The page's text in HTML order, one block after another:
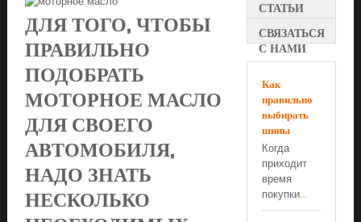
ДЛЯ ТОГО, ЧТОБЫ
ПРАВИЛЬНО
ПОДОБРАТЬ
МОТОРНОЕ МАСЛО
ДЛЯ СВОЕГО
АВТОМОБИЛЯ,
НАДО ЗНАТЬ
НЕСКОЛЬКО
СТАТЬИ
СВЯЗАТЬСЯ
С НАМИ
Как
правильно
выбирать
шины
Когда
приходит
время
покупки...